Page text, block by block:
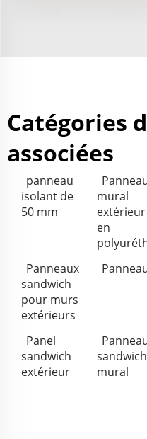
Catégories
associées
panneau
isolant de
50 mm
mural
extérieur
en
Panneaux
sandwich
pour murs
extérieurs
Panel
sandwich
extérieur
sandwich
mural